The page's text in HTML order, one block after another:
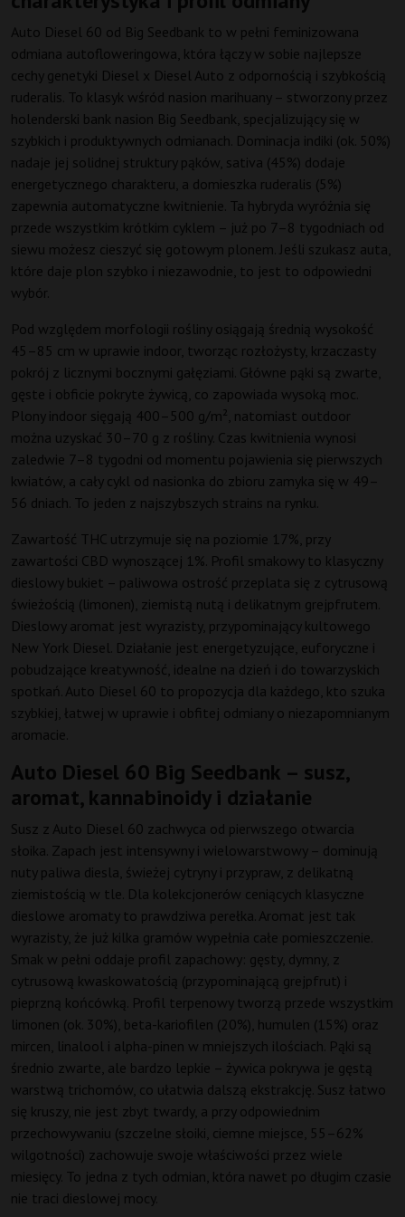
Auto Diesel 60 od Big Seedbank to w pełni feminizowana
odmiana autofloweringowa, która łączy w sobie najlepsze
cechy genetyki Diesel x Diesel Auto z odpornością i szybkością
ruderalis. To klasyk wśród nasion marihuany – stworzony przez
holenderski bank nasion Big Seedbank, specjalizujący się w
szybkich i produktywnych odmianach. Dominacja indiki (ok. 50%)
nadaje jej solidnej struktury pąków, sativa (45%) dodaje
energetycznego charakteru, a domieszka ruderalis (5%)
zapewnia automatyczne kwitnienie. Ta hybryda wyróżnia się
przede wszystkim krótkim cyklem – już po 7–8 tygodniach od
siewu możesz cieszyć się gotowym plonem. Jeśli szukasz auta,
które daje plon szybko i niezawodnie, to jest to odpowiedni
wybór.
Pod względem morfologii rośliny osiągają średnią wysokość
45–85 cm w uprawie indoor, tworząc rozłożysty, krzaczasty
pokrój z licznymi bocznymi gałęziami. Główne pąki są zwarte,
gęste i obficie pokryte żywicą, co zapowiada wysoką moc.
Plony indoor sięgają 400–500 g/m², natomiast outdoor
można uzyskać 30–70 g z rośliny. Czas kwitnienia wynosi
zaledwie 7–8 tygodni od momentu pojawienia się pierwszych
kwiatów, a cały cykl od nasionka do zbioru zamyka się w 49–
56 dniach. To jeden z najszybszych strains na rynku.
Zawartość THC utrzymuje się na poziomie 17%, przy
zawartości CBD wynoszącej 1%. Profil smakowy to klasyczny
dieslowy bukiet – paliwowa ostrość przeplata się z cytrusową
świeżością (limonen), ziemistą nutą i delikatnym grejpfrutem.
Dieslowy aromat jest wyrazisty, przypominający kultowego
New York Diesel. Działanie jest energetyzujące, euforyczne i
pobudzające kreatywność, idealne na dzień i do towarzyskich
spotkań. Auto Diesel 60 to propozycja dla każdego, kto szuka
szybkiej, łatwej w uprawie i obfitej odmiany o niezapomnianym
aromacie.
Auto Diesel 60 Big Seedbank – susz,
aromat, kannabinoidy i działanie
Susz z Auto Diesel 60 zachwyca od pierwszego otwarcia
słoika. Zapach jest intensywny i wielowarstwowy – dominują
nuty paliwa diesla, świeżej cytryny i przypraw, z delikatną
ziemistością w tle. Dla kolekcjonerów ceniących klasyczne
dieslowe aromaty to prawdziwa perełka. Aromat jest tak
wyrazisty, że już kilka gramów wypełnia całe pomieszczenie.
Smak w pełni oddaje profil zapachowy: gęsty, dymny, z
cytrusową kwaskowatością (przypominającą grejpfrut) i
pieprzną końcówką. Profil terpenowy tworzą przede wszystkim
limonen (ok. 30%), beta-kariofilen (20%), humulen (15%) oraz
mircen, linalool i alpha-pinen w mniejszych ilościach. Pąki są
średnio zwarte, ale bardzo lepkie – żywica pokrywa je gęstą
warstwą trichomów, co ułatwia dalszą ekstrakcję. Susz łatwo
się kruszy, nie jest zbyt twardy, a przy odpowiednim
przechowywaniu (szczelne słoiki, ciemne miejsce, 55–62%
wilgotności) zachowuje swoje właściwości przez wiele
miesięcy. To jedna z tych odmian, która nawet po długim czasie
nie traci dieslowej mocy.